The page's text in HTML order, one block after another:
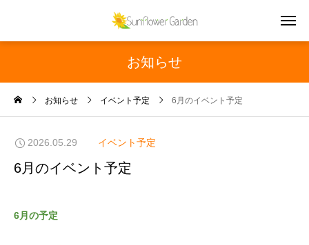
お知らせ
お知らせ イベント予定 6月のイベント予定
2026.05.29 イベント予定
6月のイベント予定
6月の予定